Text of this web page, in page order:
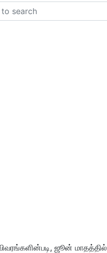
ஜூன் மாதத்தில்